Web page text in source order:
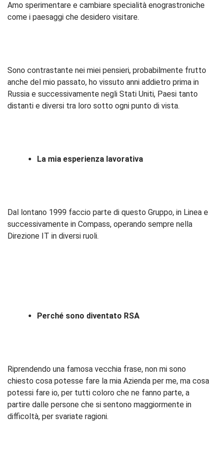
Amo sperimentare e cambiare specialità enograstroniche
come i paesaggi che desidero visitare.
Sono contrastante nei miei pensieri, probabilmente frutto
anche del mio passato, ho vissuto anni addietro prima in
Russia e successivamente negli Stati Uniti, Paesi tanto
distanti e diversi tra loro sotto ogni punto di vista.
La mia esperienza lavorativa
Dal lontano 1999 faccio parte di questo Gruppo, in Linea e
successivamente in Compass, operando sempre nella
Direzione IT in diversi ruoli.
Perché sono diventato RSA
Riprendendo una famosa vecchia frase, non mi sono
chiesto cosa potesse fare la mia Azienda per me, ma cosa
potessi fare io, per tutti coloro che ne fanno parte, a
partire dalle persone che si sentono maggiormente in
difficoltà, per svariate ragioni.